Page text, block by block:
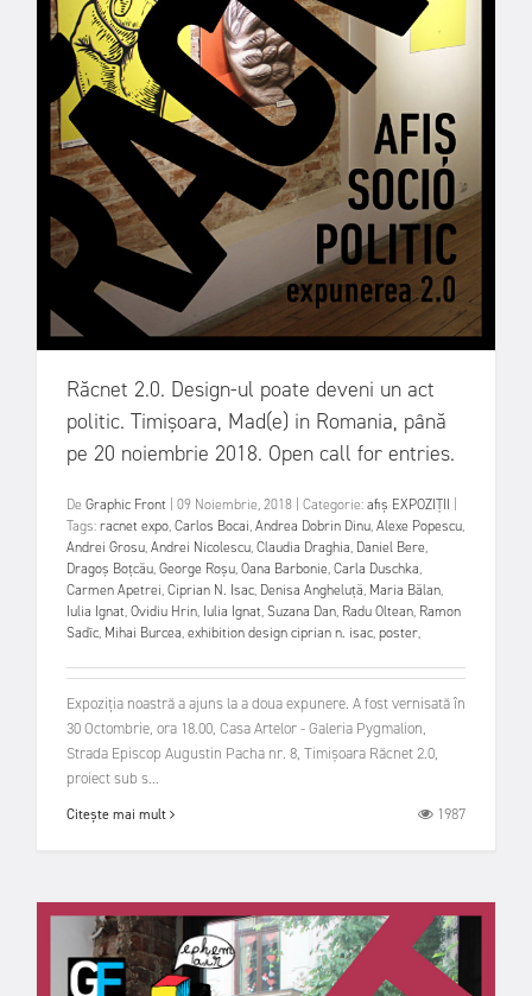
Răcnet 2.0. Design-ul poate deveni un act
politic. Timișoara, Mad(e) in Romania, până
pe 20 noiembrie 2018. Open call for entries.
De Graphic Front 09 Noiembrie, 2018 Categorie:afiș EXPOZIȚII
Tags:racnet expo,Carlos Bocai,Andrea Dobrin Dinu,Alexe Popescu,
Andrei Grosu,Andrei Nicolescu,Claudia Draghia, Daniel Bere,
Dragoș Boțcău,George Roșu,Oana Barbonie,Carla Duschka,
Carmen Apetrei,Ciprian N. Isac, Denisa Angheluță, Maria Bălan,
Iulia Ignat,Ovidiu Hrin, Iulia Ignat,Suzana Dan, Radu Oltean, Ramon
Sadîc, Mihai Burcea,exhibition design ciprian n. isac,poster,
Expoziția noastră a ajuns la a doua expunere. A fost vernisată în
30 Octombrie, ora 18.00, Casa Artelor - Galeria Pygmalion,
Strada Episcop Augustin Pacha nr. 8, Timișoara Răcnet 2.0,
proiect sub s...
Citește mai mult 1987